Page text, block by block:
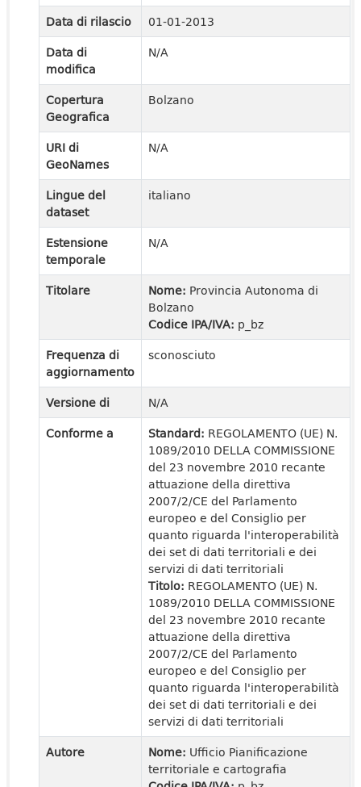
Data di rilascio
01-01-2013
Data di
modifica
N/A
Copertura
Geografica
Bolzano
URI di
GeoNames
N/A
Lingue del
dataset
italiano
Estensione
temporale
N/A
Titolare Nome: Provincia Autonoma di
Bolzano
Codice IPA/IVA: p_bz
Frequenza di
aggiornamento
sconosciuto
Versione di
N/A
Conforme a
Standard: REGOLAMENTO (UE) N.
1089/2010 DELLA COMMISSIONE
del 23 novembre 2010 recante
attuazione della direttiva
2007/2/CE del Parlamento
europeo e del Consiglio per
quanto riguarda l'interoperabilità
dei set di dati territoriali e dei
servizi di dati territoriali
Titolo: REGOLAMENTO (UE) N.
1089/2010 DELLA COMMISSIONE
del 23 novembre 2010 recante
attuazione della direttiva
2007/2/CE del Parlamento
europeo e del Consiglio per
quanto riguarda l'interoperabilità
dei set di dati territoriali e dei
servizi di dati territoriali
Autore
Nome: Ufficio Pianificazione
territoriale e cartografia